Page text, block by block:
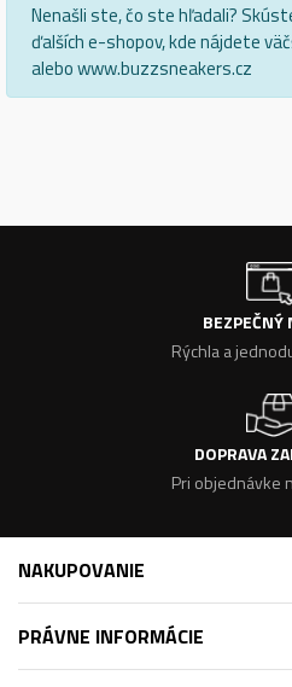
Nenašli ste, čo ste hľadali?
ďalších e-shopov, kde nájdete
alebo www.buzzsneakers.cz
BEZPEČNÝ
Rýchla a
DOPRAVA
Pri objednávke
NAKUPOVANIE
PRÁVNE INFORMÁCIE